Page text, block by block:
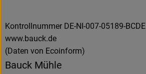
Kontrollnummer DE-NI-007-05189-BCDE
www.bauck.de
(Daten von Ecoinform)
Bauck Mühle